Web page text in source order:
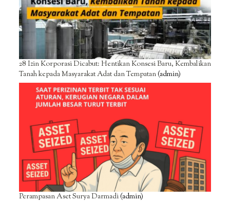
28 Izin Korporasi Dicabut: Hentikan Konsesi Baru, Kembalikan
Tanah kepada Masyarakat Adat dan Tempatan(admin)
Perampasan Aset Surya Darmadi(admin)